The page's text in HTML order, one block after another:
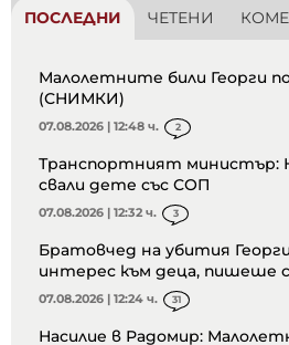
ПОСЛЕДНИ ЧЕТЕНИ
Малолетните били Георги
(СНИМКИ)
07.08.2026 | 12:48 ч. 2
Транспортният министър:
свали дете със СОП
07.08.2026 | 12:32 ч. 3
Братовчед на убития
интерес към деца, пишеше
07.08.2026 | 12:24 ч. 31
Насилие в Радомир: